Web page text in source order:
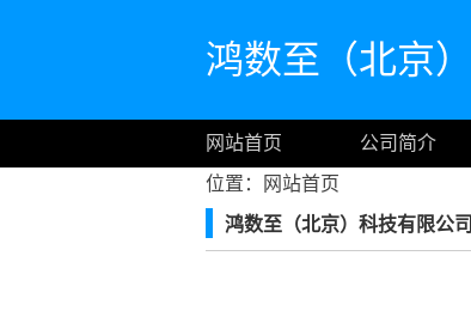
鸿数至（北京
网站首页 公司简介
位置：
网站首页
鸿数至（北京）科技有限公司